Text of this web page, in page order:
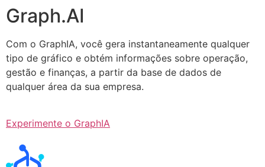
Graph.AI
Com o GraphIA, você gera instantaneamente qualquer
tipo de gráfico e obtém informações sobre operação,
gestão e finanças, a partir da base de dados de
qualquer área da sua empresa.
Experimente o GraphIA